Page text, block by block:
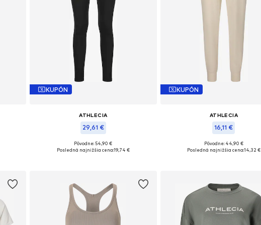
KUPÓN
ATHLECIA
29,61 €
Dostupné veľkosti: S, M, L, XL, XXL
Pôvodne: 54,90 €
Posledná najnižšia cena:19,74 €
KUPÓN
ATHLECIA
16,11 €
Dostupné veľkosti: S-M
Pôvodne: 44,90 €
Posledná najnižšia cena:14,32 €